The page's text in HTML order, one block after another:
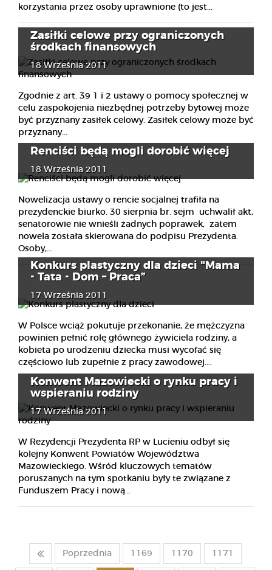
korzystania przez osoby uprawnione (to jest...
Zasiłki celowe przy ograniczonych
środkach finansowych
18 Września 2011
Zgodnie z art. 39 1 i 2 ustawy o pomocy społecznej w
celu zaspokojenia niezbędnej potrzeby bytowej może
być przyznany zasiłek celowy. Zasiłek celowy może być
przyznany...
Renciści będą mogli dorobić więcej
18 Września 2011
Nowelizacja ustawy o rencie socjalnej trafiła na
prezydenckie biurko. 30 sierpnia br. sejm uchwalił akt,
senatorowie nie wnieśli żadnych poprawek, zatem
nowela została skierowana do podpisu Prezydenta.
Osoby,...
Konkurs plastyczny dla dzieci "Mama
- Tata - Dom – Praca”
17 Września 2011
W Polsce wciąż pokutuje przekonanie, że mężczyzna
powinien pełnić rolę głównego żywiciela rodziny, a
kobieta po urodzeniu dziecka musi wycofać się
częściowo lub zupełnie z pracy zawodowej....
Konwent Mazowiecki o rynku pracy i
wspieraniu rodziny
17 Września 2011
W Rezydencji Prezydenta RP w Lucieniu odbył się
kolejny Konwent Powiatów Województwa
Mazowieckiego. Wśród kluczowych tematów
poruszanych na tym spotkaniu były te związane z
Funduszem Pracy i nową...
Poprzednia 1169 1170 1171